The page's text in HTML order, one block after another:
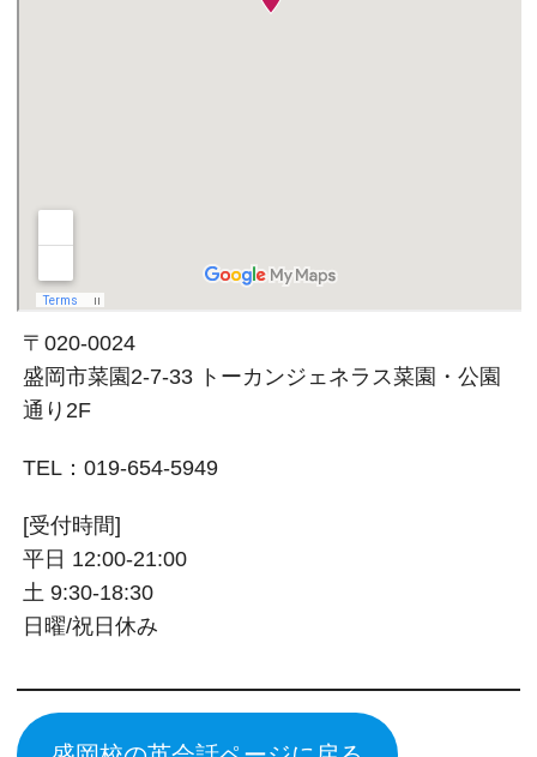
〒020-0024
盛岡市菜園2-7-33 トーカンジェネラス菜園・公園
通り2F
TEL：019-654-5949
[受付時間]
平日 12:00-21:00
土 9:30-18:30
日曜/祝日休み